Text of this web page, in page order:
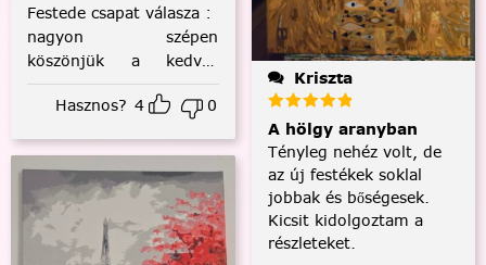
Festede csapat válasza :
nagyon szépen
köszönjük a kedves
visszajelzést! :)
Hasznos? 4 0
Kriszta
A hölgy aranyban
Tényleg nehéz volt, de
az új festékek soklal
jobbak és bőségesek.
Kicsit kidolgoztam a
részleteket.